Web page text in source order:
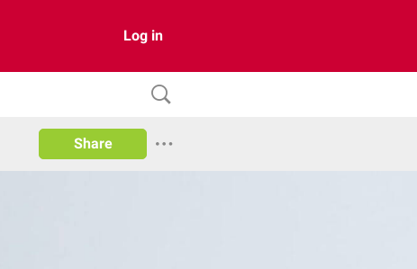
Log in
Share